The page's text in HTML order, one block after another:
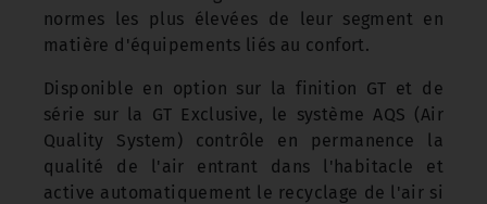
normes les plus élevées de leur segment en
matière d'équipements liés au confort.
Disponible en option sur la finition GT et de
série sur la GT Exclusive, le système AQS (Air
Quality System) contrôle en permanence la
qualité de l'air entrant dans l'habitacle et
active automatiquement le recyclage de l'air si